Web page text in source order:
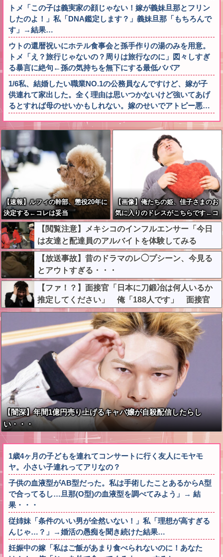
トメ「この子は義実家の顔じゃない！嫁が義妹旦那とフリン
したのよ！」私「DNA鑑定します？」義妹旦那「もちろんで
す」→結果…
ウトの還暦祝いにホテル食事会と孫手作りの湯のみを用意。
トメ「え？旅行じゃないの？周りは旅行なのに」図々しすぎ
る暴言に絶句←孫の気持ちを無下にする最低ババア
1/6私、結婚したい職業NO.1の公務員なんですけど、嫁が子
供連れて家出した。全く理由は思いつかないけど強いてあげ
るとすれば母のせいかもしれない。嫁のせいでアトピー悪…
【速報】ルフィの幹部、懲役20年に
決定する←コレは妥当
か？？？？？？？
【画像】俺たちの姫、佳子さまのお
気に入りのドレスがこちらです←コ
レは可愛過ぎるw w w w w w w w
【閲覧注意】メキシコのインフルエンサー「今日
は友達と配達員のアルバイトを体験してみる
よ！！」←結果・・・
【放送事故】昔のドラマのレ◯プシーン、今見る
とアウトすぎる・・・
【ファ！？】面接官「日本に刀鍛冶は何人いるか
推定してください」 俺「188人です」 面接官
「どういう風に考えましたか？」 俺「知ってま
した」→この後『こう』なったんだがマジで納得
いかない！！！！！
【闇深】年間1億円売り上げるキャバ嬢が自殺配信したらし
い・・・
1歳4ヶ月の子どもを連れてコンサートに行く友人にモヤモ
ヤ。小さい子連れってアリなの？
子供の血液型がAB型だった。私は手術したことあるからA型
で合ってるし…旦那(O型)の血液型を調べてみよう」→ 結
果・・・
従姉妹「条件のいい男が全然いない！」私「理想が高すぎる
んじゃ…？」→婚活の愚痴を聞き続けた結果…
妊娠中の嫁「私はご飯があまり食べられないのに！あなた